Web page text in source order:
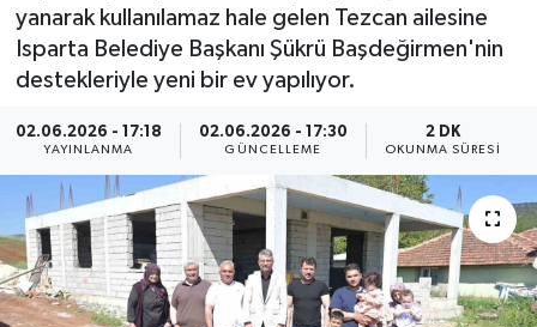
yanarak kullanılamaz hale gelen Tezcan ailesine
Isparta Belediye Başkanı Şükrü Başdeğirmen'nin
destekleriyle yeni bir ev yapılıyor.
02.06.2026 - 17:18
YAYINLANMA
02.06.2026 - 17:30
GÜNCELLEME
2 DK
OKUNMA SÜRESI
Canlı Maç
ÇEVRE
Dış Haberler
Dünya